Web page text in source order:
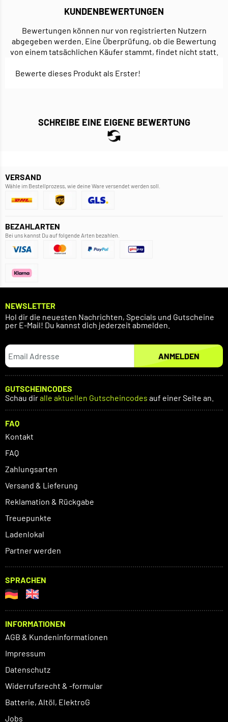
KUNDENBEWERTUNGEN
Bewertungen können nur von registrierten Nutzern
abgegeben werden. Eine Überprüfung, ob die Bewertung
von einem tatsächlichen Käufer stammt, findet nicht statt.
Bewerte dieses Produkt als Erster!
SCHREIBE EINE EIGENE BEWERTUNG
VERSAND
Wähle im Bestellprozess, wie deine Ware versendet werden soll.
BEZAHLARTEN
Bei uns kannst Du auf folgende Arten bezahlen.
NEWSLETTER
Hol dir die neuesten Nachrichten, Specials und Gutscheine
per E-Mail! Du kannst dich jederzeit abmelden.
ANMELDEN
GUTSCHEINCODES
Schau diralle aktuellen Gutscheincodes auf einer Seite an.
FAQ
Kontakt
FAQ
Zahlungsarten
Versand & Lieferung
Reklamation & Rückgabe
Treuepunkte
Ladenlokal
Partner werden
SPRACHEN
INFORMATIONEN
AGB & Kundeninformationen
Impressum
Datenschutz
Widerrufsrecht & -formular
Batterie, Altöl, ElektroG
Jobs